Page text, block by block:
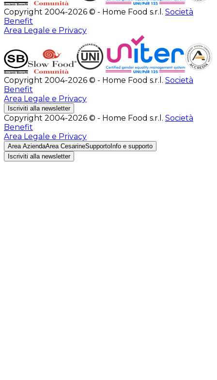
Copyright 2004-2026 © - Home Food s.r.l. Società
Benefit
Area Legale e Privacy
Copyright 2004-2026 © - Home Food s.r.l. Società
Benefit
Area Legale e Privacy
Iscriviti alla newsletter
Copyright 2004-2026 © - Home Food s.r.l. Società
Benefit
Area Legale e Privacy
Area AziendaArea CesarineSupporto Info e supporto
Iscriviti alla newsletter